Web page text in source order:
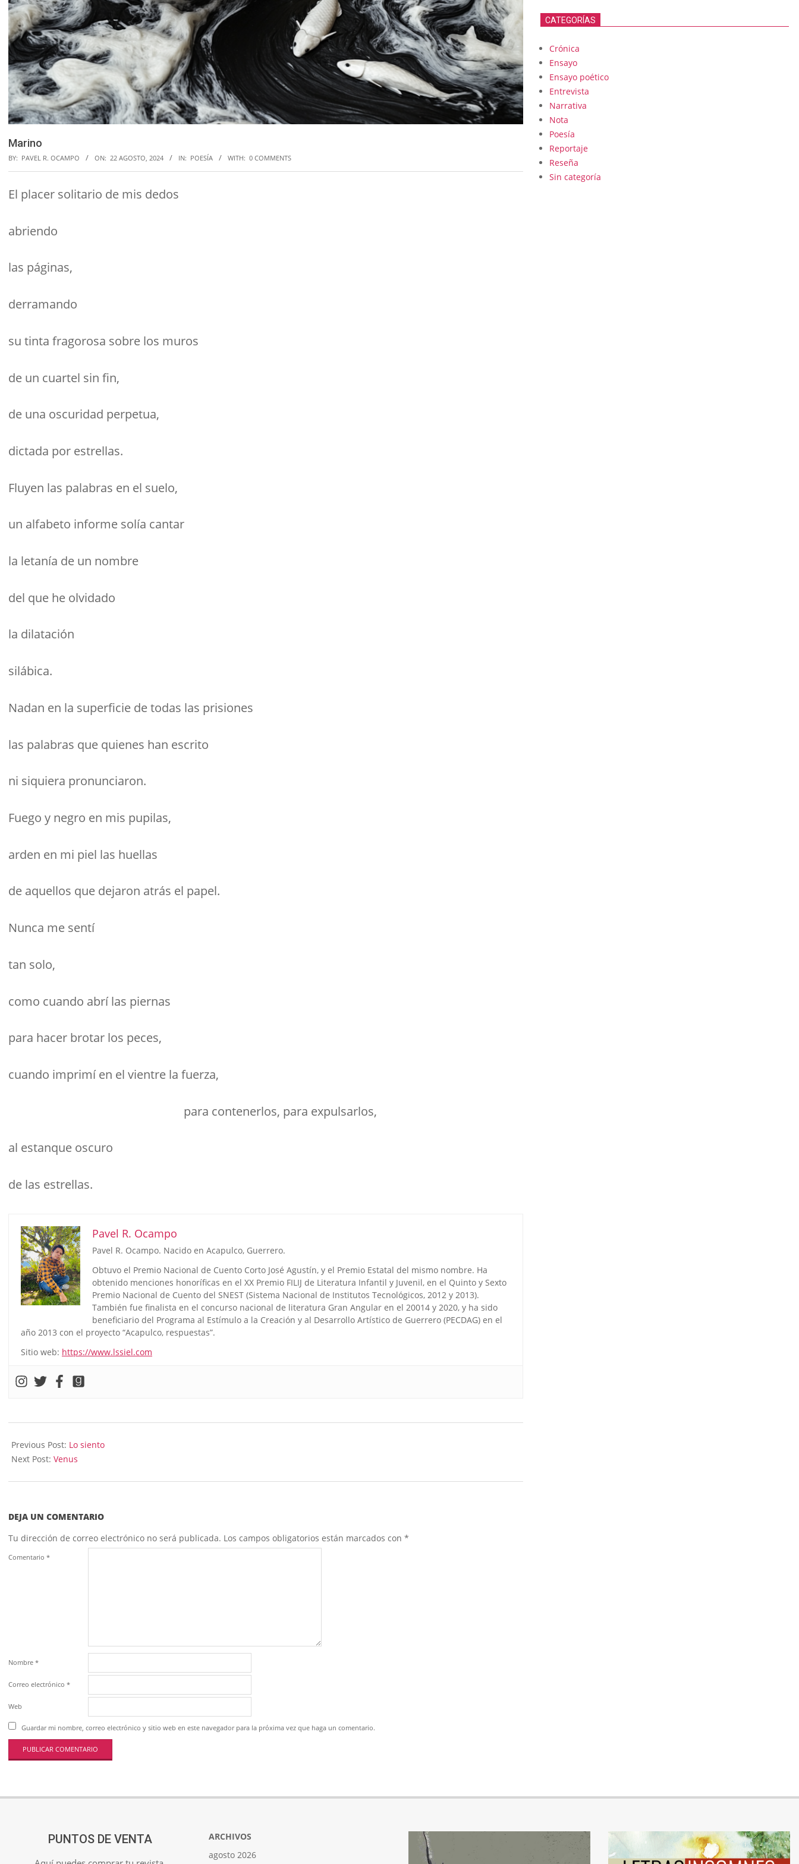
Marino
BY: PAVEL R. OCAMPO ON: 22 AGOSTO, 2024 IN: POESÍA WITH: 0 COMMENTS
El placer solitario de mis dedos
abriendo
las páginas,
derramando
su tinta fragorosa sobre los muros
de un cuartel sin fin,
de una oscuridad perpetua,
dictada por estrellas.
Fluyen las palabras en el suelo,
un alfabeto informe solía cantar
la letanía de un nombre
del que he olvidado
la dilatación
silábica.
Nadan en la superficie de todas las prisiones
las palabras que quienes han escrito
ni siquiera pronunciaron.
Fuego y negro en mis pupilas,
arden en mi piel las huellas
de aquellos que dejaron atrás el papel.
Nunca me sentí
tan solo,
como cuando abrí las piernas
para hacer brotar los peces,
cuando imprimí en el vientre la fuerza,
para contenerlos, para expulsarlos,
al estanque oscuro
de las estrellas.
Pavel R. Ocampo
Pavel R. Ocampo. Nacido en Acapulco, Guerrero.
Obtuvo el Premio Nacional de Cuento Corto José Agustín, y el Premio Estatal del mismo nombre. Ha
obtenido menciones honoríficas en el XX Premio FILIJ de Literatura Infantil y Juvenil, en el Quinto y Sexto
Premio Nacional de Cuento del SNEST (Sistema Nacional de Institutos Tecnológicos, 2012 y 2013).
También fue finalista en el concurso nacional de literatura Gran Angular en el 20014 y 2020, y ha sido
beneficiario del Programa al Estímulo a la Creación y al Desarrollo Artístico de Guerrero (PECDAG) en el
año 2013 con el proyecto “Acapulco, respuestas”.
Sitio web: https://www.lssiel.com
08-
22
Previous Post: Lo siento
Next Post: Venus
DEJA UN COMENTARIO
Tu dirección de correo electrónico no será publicada. Los campos obligatorios están marcados con *
Comentario *
Nombre *
Correo electrónico *
Web
Guardar mi nombre, correo electrónico y sitio web en este navegador para la próxima vez que haga un comentario.
CATEGORÍAS
Crónica
Ensayo
Ensayo poético
Entrevista
Narrativa
Nota
Poesía
Reportaje
Reseña
Sin categoría
PUNTOS DE VENTA
ARCHIVOS
agosto 2026